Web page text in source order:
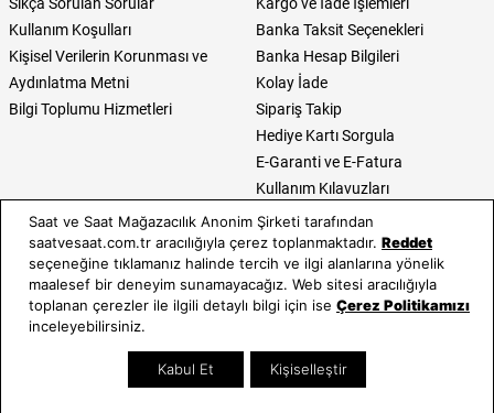
Kullanım Koşulları
Kişisel Verilerin Korunması ve
Aydınlatma Metni
Bilgi Toplumu Hizmetleri
Banka Taksit Seçenekleri
Banka Hesap Bilgileri
Kolay İade
Sipariş Takip
Hediye Kartı Sorgula
E-Garanti ve E-Fatura
Kullanım Kılavuzları
Saat ve Saat
Hakkımızda
Neden Saat ve Saat
Mağazalar
Mağazada Teknik Servis
Kategoriler
Erkek Saat
Kadın Saat
Takı & Aksesuar
Kampanyalar
Saat ve Saat Mağazacılık Anonim Şirketi tarafından
saatvesaat.com.tr aracılığıyla çerez toplanmaktadır. Reddet
seçeneğine tıklamanız halinde tercih ve ilgi alanlarına yönelik
maalesef bir deneyim sunamayacağız. Web sitesi aracılığıyla
toplanan çerezler ile ilgili detaylı bilgi için ise Çerez Politikamızı
inceleyebilirsiniz.
Kabul Et Kişiselleştir